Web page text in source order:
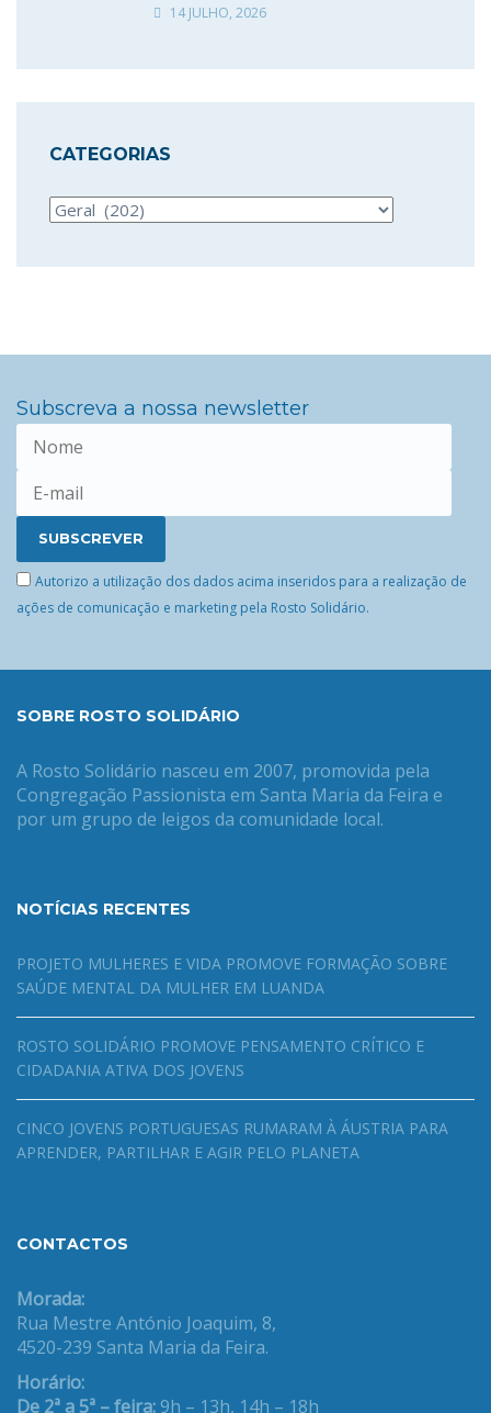
14 JULHO, 2026
CATEGORIAS
Categorias
Subscreva a nossa newsletter
Autorizo a utilização dos dados acima inseridos para a realização de
ações de comunicação e marketing pela Rosto Solidário.
SOBRE ROSTO SOLIDÁRIO
A Rosto Solidário nasceu em 2007, promovida pela
Congregação Passionista em Santa Maria da Feira e
por um grupo de leigos da comunidade local.
NOTÍCIAS RECENTES
PROJETO MULHERES E VIDA PROMOVE FORMAÇÃO SOBRE
SAÚDE MENTAL DA MULHER EM LUANDA
ROSTO SOLIDÁRIO PROMOVE PENSAMENTO CRÍTICO E
CIDADANIA ATIVA DOS JOVENS
CINCO JOVENS PORTUGUESAS RUMARAM À ÁUSTRIA PARA
APRENDER, PARTILHAR E AGIR PELO PLANETA
CONTACTOS
Morada:
Rua Mestre António Joaquim, 8,
4520-239 Santa Maria da Feira.
Horário:
De 2ª a 5ª – feira: 9h – 13h, 14h – 18h